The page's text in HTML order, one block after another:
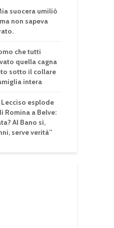
suocera umiliò
non sapeva
che tutti
quella cagna
sotto il collare
intera
esplode
Romina a Belve:
Al Bano sì,
serve verità”